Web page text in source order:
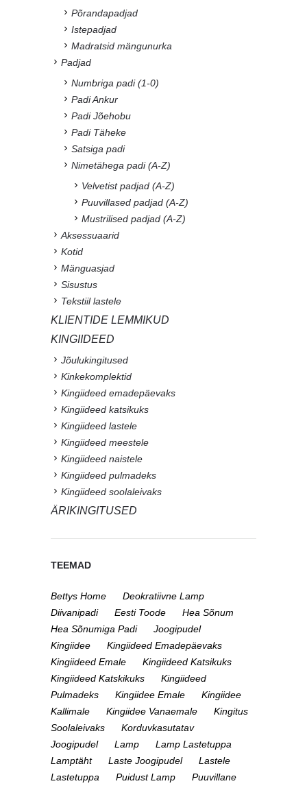
Põrandapadjad
Istepadjad
Madratsid mängunurka
Padjad
Numbriga padi (1-0)
Padi Ankur
Padi Jõehobu
Padi Täheke
Satsiga padi
Nimetähega padi (A-Z)
Velvetist padjad (A-Z)
Puuvillased padjad (A-Z)
Mustrilised padjad (A-Z)
Aksessuaarid
Kotid
Mänguasjad
Sisustus
Tekstiil lastele
KLIENTIDE LEMMIKUD
KINGIIDEED
Jõulukingitused
Kinkekomplektid
Kingiideed emadepäevaks
Kingiideed katsikuks
Kingiideed lastele
Kingiideed meestele
Kingiideed naistele
Kingiideed pulmadeks
Kingiideed soolaleivaks
ÄRIKINGITUSED
TEEMAD
Bettys Home
Deokratiivne Lamp
Diivanipadi
Eesti Toode
Hea Sõnum
Hea Sõnumiga Padi
Joogipudel
Kingiidee
Kingiideed Emadepäevaks
Kingiideed Emale
Kingiideed Katsikuks
Kingiideed Katskikuks
Kingiideed
Pulmadeks
Kingiidee Emale
Kingiidee
Kallimale
Kingiidee Vanaemale
Kingitus
Soolaleivaks
Korduvkasutatav
Joogipudel
Lamp
Lamp Lastetuppa
Lamptäht
Laste Joogipudel
Lastele
Lastetuppa
Puidust Lamp
Puuvillane